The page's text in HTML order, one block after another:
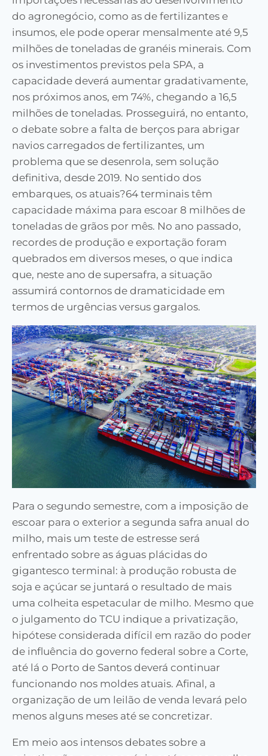
do agronegócio, como as de fertilizantes e
insumos, ele pode operar mensalmente até 9,5
milhões de toneladas de granéis minerais. Com
os investimentos previstos pela SPA, a
capacidade deverá aumentar gradativamente,
nos próximos anos, em 74%, chegando a 16,5
milhões de toneladas. Prosseguirá, no entanto,
o debate sobre a falta de berços para abrigar
navios carregados de fertilizantes, um
problema que se desenrola, sem solução
definitiva, desde 2019. No sentido dos
embarques, os atuais?64 terminais têm
capacidade máxima para escoar 8 milhões de
toneladas de grãos por mês. No ano passado,
recordes de produção e exportação foram
quebrados em diversos meses, o que indica
que, neste ano de supersafra, a situação
assumirá contornos de dramaticidade em
termos de urgências versus gargalos.
Para o segundo semestre, com a imposição de
escoar para o exterior a segunda safra anual do
milho, mais um teste de estresse será
enfrentado sobre as águas plácidas do
gigantesco terminal: à produção robusta de
soja e açúcar se juntará o resultado de mais
uma colheita espetacular de milho. Mesmo que
o julgamento do TCU indique a privatização,
hipótese considerada difícil em razão do poder
de influência do governo federal sobre a Corte,
até lá o Porto de Santos deverá continuar
funcionando nos moldes atuais. Afinal, a
organização de um leilão de venda levará pelo
menos alguns meses até se concretizar.
Em meio aos intensos debates sobre a